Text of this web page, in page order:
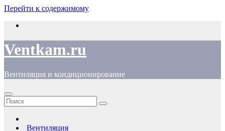
Перейти к содержимому
Ventkam.ru
Вентиляция и кондиционирование
Вентиляция